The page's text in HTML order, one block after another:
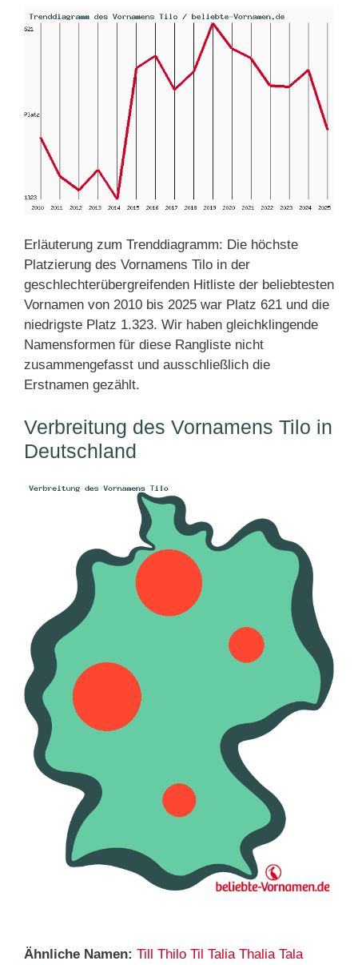
Erläuterung zum Trenddiagramm: Die höchste
Platzierung des Vornamens Tilo in der
geschlechterübergreifenden Hitliste der beliebtesten
Vornamen von 2010 bis 2025 war Platz 621 und die
niedrigste Platz 1.323. Wir haben gleichklingende
Namensformen für diese Rangliste nicht
zusammengefasst und ausschließlich die
Erstnamen gezählt.
Verbreitung des Vornamens Tilo in
Deutschland
Ähnliche Namen: Till Thilo Til Talia Thalia Tala